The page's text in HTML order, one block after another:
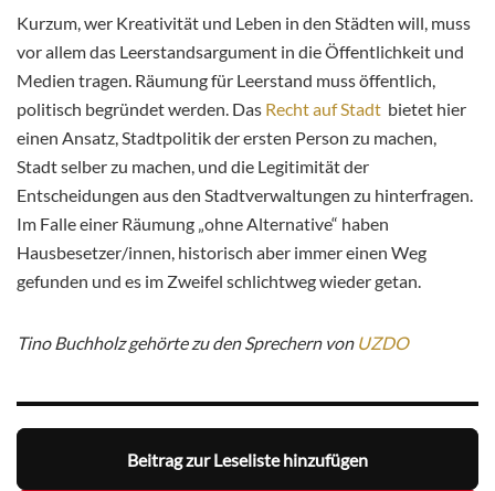
Kurzum, wer Kreativität und Leben in den Städten will, muss
vor allem das Leerstandsargument in die Öffentlichkeit und
Medien tragen. Räumung für Leerstand muss öffentlich,
politisch begründet werden. Das Recht auf Stadt bietet hier
einen Ansatz, Stadtpolitik der ersten Person zu machen,
Stadt selber zu machen, und die Legitimität der
Entscheidungen aus den Stadtverwaltungen zu hinterfragen.
Im Falle einer Räumung „ohne Alternative“ haben
Hausbesetzer/innen, historisch aber immer einen Weg
gefunden und es im Zweifel schlichtweg wieder getan.
Tino Buchholz gehörte zu den Sprechern von UZDO
Beitrag zur Leseliste hinzufügen